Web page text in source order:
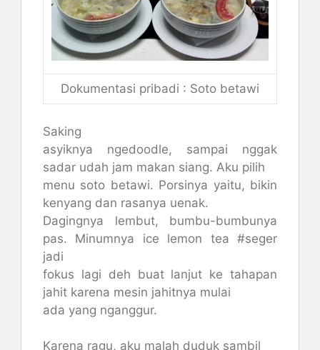
Dokumentasi pribadi : Soto betawi
Saking
asyiknya ngedoodle, sampai nggak
sadar udah jam makan siang. Aku pilih
menu soto betawi. Porsinya yaitu, bikin
kenyang dan rasanya uenak.
Dagingnya lembut, bumbu-bumbunya
pas. Minumnya ice lemon tea #seger
jadi
fokus lagi deh buat lanjut ke tahapan
jahit karena mesin jahitnya mulai
ada yang nganggur.
Karena ragu, aku malah duduk sambil